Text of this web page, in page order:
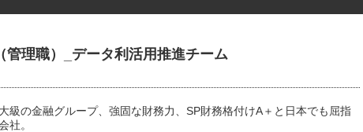
管理職）_データ利活用推進チーム
級の金融グループ、強固な財務力、SP財務格付けA＋と日本でも屈指
社。